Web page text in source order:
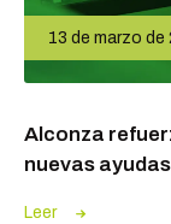
13 de marzo de
Alconza
nuevas
Leer